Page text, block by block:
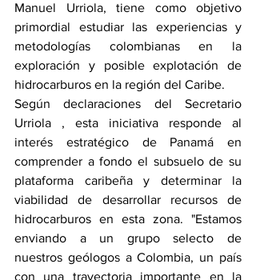
Manuel Urriola, tiene como objetivo
primordial estudiar las experiencias y
metodologías colombianas en la
exploración y posible explotación de
hidrocarburos en la región del Caribe.
Según declaraciones del Secretario
Urriola , esta iniciativa responde al
interés estratégico de Panamá en
comprender a fondo el subsuelo de su
plataforma caribeña y determinar la
viabilidad de desarrollar recursos de
hidrocarburos en esta zona. "Estamos
enviando a un grupo selecto de
nuestros geólogos a Colombia, un país
con una trayectoria importante en la